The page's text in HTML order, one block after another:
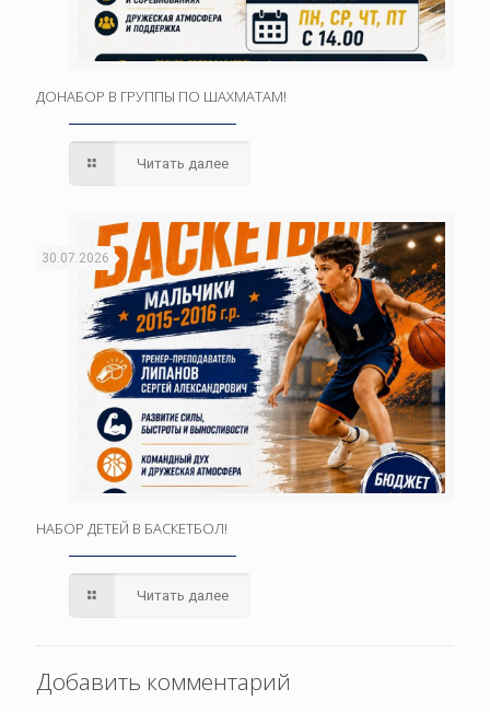
ДОНАБОР В ГРУППЫ ПО ШАХМАТАМ!
Читать далее
30.07.2026
НАБОР ДЕТЕЙ В БАСКЕТБОЛ!
Читать далее
Добавить комментарий